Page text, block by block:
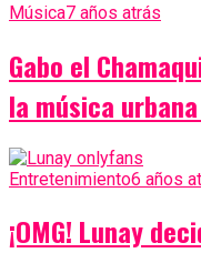
Música7 años atrás
Gabo el
la música
Entretenimiento6 años
¡OMG! Lunay